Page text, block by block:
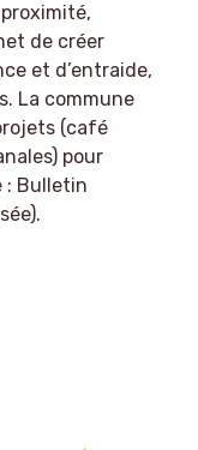
de créer
et d’entraide,
La commune
(café
pour
: Bulletin